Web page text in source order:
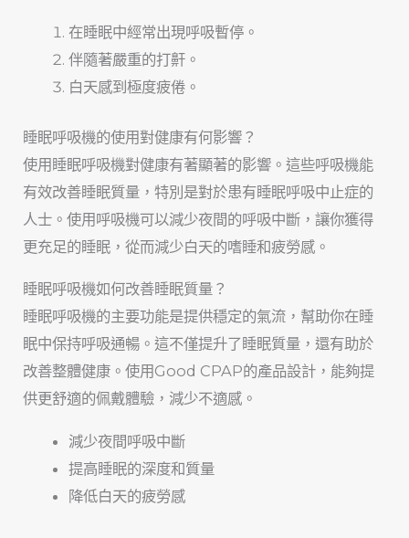
在睡眠中經常出現呼吸暫停。
伴隨著嚴重的打鼾。
白天感到極度疲倦。
睡眠呼吸機的使用對健康有何影響？
使用睡眠呼吸機對健康有著顯著的影響。這些呼吸機能
有效改善睡眠質量，特別是對於患有睡眠呼吸中止症的
人士。使用呼吸機可以減少夜間的呼吸中斷，讓你獲得
更充足的睡眠，從而減少白天的嗜睡和疲勞感。
睡眠呼吸機如何改善睡眠質量？
睡眠呼吸機的主要功能是提供穩定的氣流，幫助你在睡
眠中保持呼吸通暢。這不僅提升了睡眠質量，還有助於
改善整體健康。使用Good CPAP的產品設計，能夠提
供更舒適的佩戴體驗，減少不適感。
減少夜間呼吸中斷
提高睡眠的深度和質量
降低白天的疲勞感